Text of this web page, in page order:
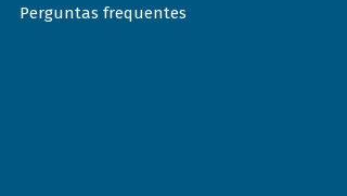
Perguntas frequentes